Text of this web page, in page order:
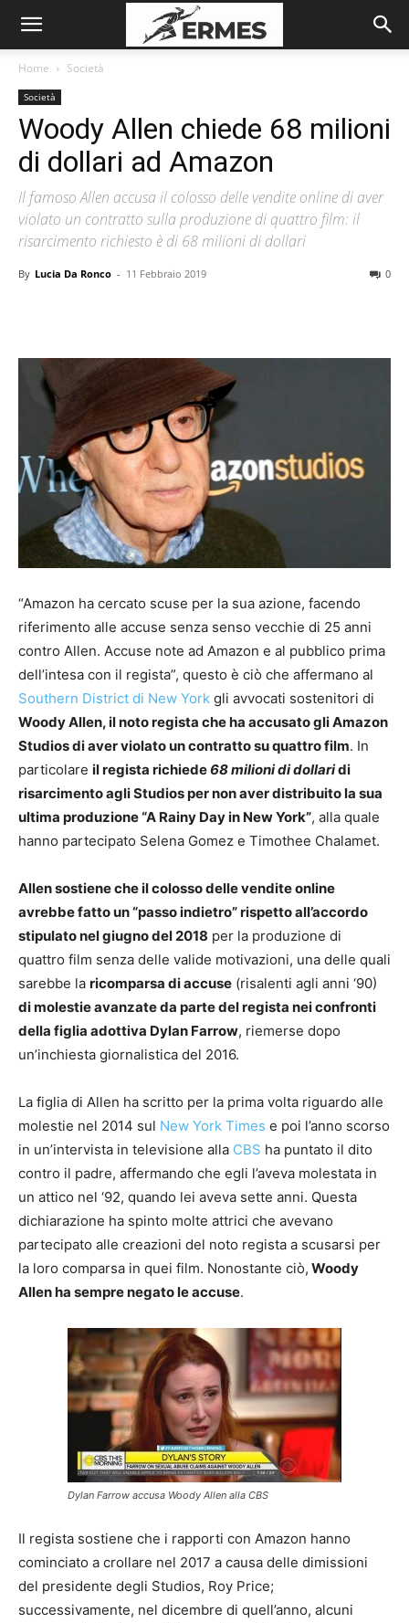
Home Società
Società
Woody Allen chiede 68 milioni
di dollari ad Amazon
Il famoso Allen accusa il colosso delle vendite online di aver
violato un contratto sulla produzione di quattro film: il
risarcimento richiesto è di 68 milioni di dollari
By Lucia Da Ronco - 11 Febbraio 2019 0
“Amazon ha cercato scuse per la sua azione, facendo
riferimento alle accuse senza senso vecchie di 25 anni
contro Allen. Accuse note ad Amazon e al pubblico prima
dell’intesa con il regista”, questo è ciò che affermano al
Southern District di New York gli avvocati sostenitori di
Woody Allen, il noto regista che ha accusato gli Amazon
Studios di aver violato un contratto su quattro film. In
particolare il regista richiede68 milioni di dollaridi
risarcimento agli Studios per non aver distribuito la sua
ultima produzione “A Rainy Day in New York”, alla quale
hanno partecipato Selena Gomez e Timothee Chalamet.
Allen sostiene che il colosso delle vendite online
avrebbe fatto un “passo indietro” rispetto all’accordo
stipulato nel giugno del 2018 per la produzione di
quattro film senza delle valide motivazioni, una delle quali
sarebbe la ricomparsa di accuse (risalenti agli anni ‘90)
di molestie avanzate da parte del regista nei confronti
della figlia adottiva Dylan Farrow, riemerse dopo
un’inchiesta giornalistica del 2016.
La figlia di Allen ha scritto per la prima volta riguardo alle
molestie nel 2014 sul New York Times e poi l’anno scorso
in un’intervista in televisione alla CBS ha puntato il dito
contro il padre, affermando che egli l’aveva molestata in
un attico nel ‘92, quando lei aveva sette anni. Questa
dichiarazione ha spinto molte attrici che avevano
partecipato alle creazioni del noto regista a scusarsi per
la loro comparsa in quei film. Nonostante ciò, Woody
Allen ha sempre negato le accuse.
Dylan Farrow accusa Woody Allen alla CBS
Il regista sostiene che i rapporti con Amazon hanno
cominciato a crollare nel 2017 a causa delle dimissioni
del presidente degli Studios, Roy Price;
successivamente, nel dicembre di quell’anno, alcuni